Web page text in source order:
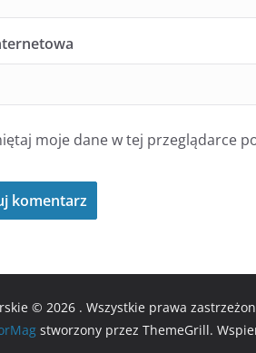
moje dane w tej przeglądarce
© 2026 . Wszystkie prawa
stworzony przez ThemeGrill.